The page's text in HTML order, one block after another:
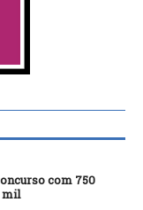
com 750
mil